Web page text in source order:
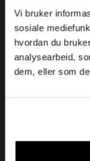
Vi bruker
sosiale
hvordan du
analysearbeid,
dem, eller som
Holtegata 26,
Telefon: +47 22
E-post:
Nyttige lenker
Datablad